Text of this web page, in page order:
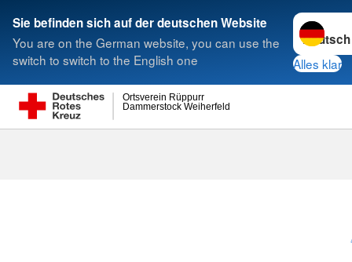
Sie befinden sich auf der deutschen Website
You are on the German website, you can use the
switch to switch to the English one
Sprache
Alles klar
Dammerstock Weiherfeld
Ortsverein Rüppurr
Suche